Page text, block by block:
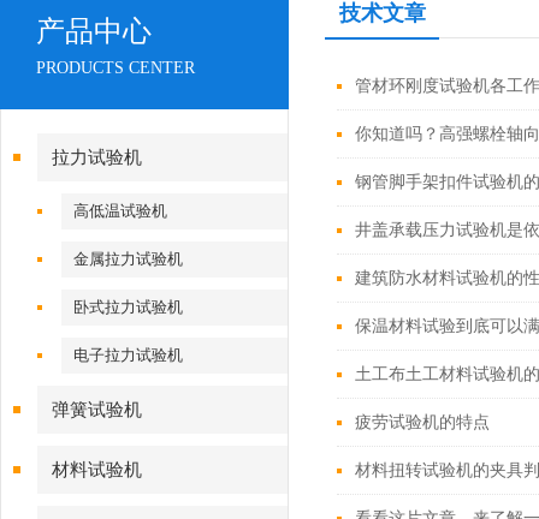
产品中心
PRODUCTS CENTER
拉力试验机
高低温试验机
金属拉力试验机
卧式拉力试验机
电子拉力试验机
弹簧试验机
材料试验机
技术文章
管材环刚度试验机各工
你知道吗？高强螺栓轴
钢管脚手架扣件试验机
井盖承载压力试验机是
建筑防水材料试验机的
保温材料试验到底可以
土工布土工材料试验机
疲劳试验机的特点
材料扭转试验机的夹具